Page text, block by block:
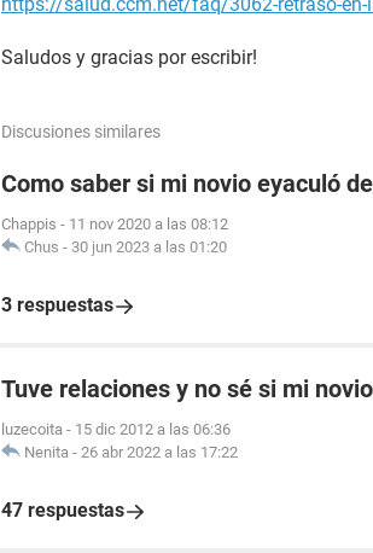
Saludos y gracias por escribir!
Discusiones similares
Como saber si mi novio eyaculó
Chappis - 11 nov 2020 a las 08:12
Chus - 30 jun 2023 a las 01:20
3 respuestas
Tuve relaciones y no sé si mi
luzecoita - 15 dic 2012 a las 06:36
Nenita - 26 abr 2022 a las 17:22
47 respuestas